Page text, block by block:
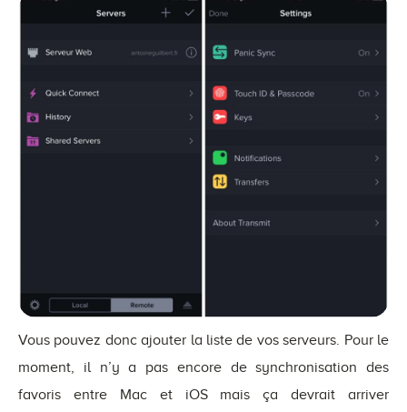
Vous pouvez donc ajouter la liste de vos serveurs. Pour le
moment, il n’y a pas encore de synchronisation des
favoris entre Mac et iOS mais ça devrait arriver